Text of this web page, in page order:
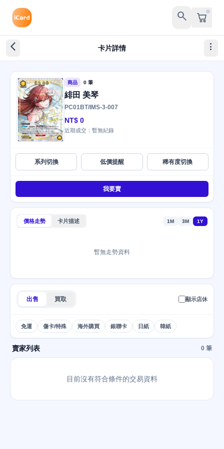
search
arrow_back_ios_new 卡片詳情 more_vert
商品 0 筆
緋田 美琴
PC01BT/IMS-3-007
NT$ 0
近期成交：暫無紀錄
系列切換 低價提醒 稀有度切換
我要賣
價格走勢 卡片描述 1M 3M 1Y
暫無走勢資料
出售 買取 顯示店休
免運 傷卡/特殊 海外購買 銀聯卡 日紙 韓紙
賣家列表 0 筆
目前沒有符合條件的交易資料